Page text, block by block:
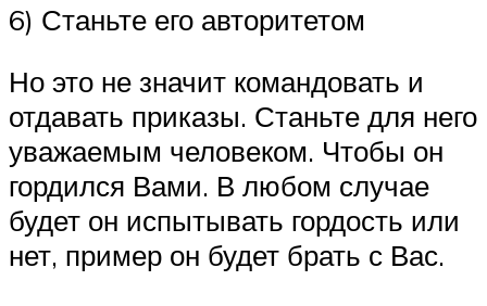
6) Станьте его авторитетом
Но это не значит командовать и
отдавать приказы. Станьте для него
уважаемым человеком. Чтобы он
гордился Вами. В любом случае
будет он испытывать гордость или
нет, пример он будет брать с Вас.